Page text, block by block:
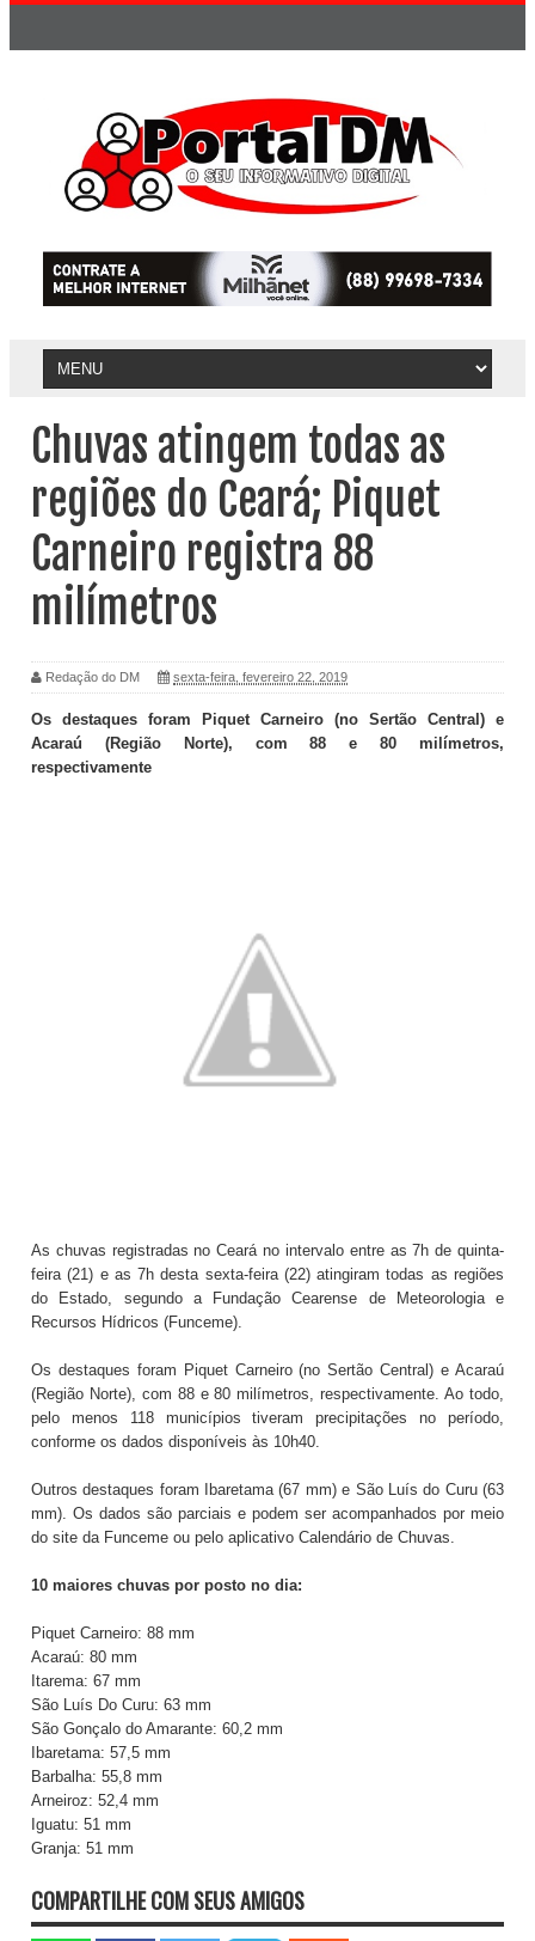
Chuvas atingem todas as
regiões do Ceará; Piquet
Carneiro registra 88
milímetros
Redação do DM sexta-feira, fevereiro 22, 2019
Os destaques foram Piquet Carneiro (no Sertão Central) e
Acaraú (Região Norte), com 88 e 80 milímetros,
respectivamente
As chuvas registradas no Ceará no intervalo entre as 7h de quinta-
feira (21) e as 7h desta sexta-feira (22) atingiram todas as regiões
do Estado, segundo a Fundação Cearense de Meteorologia e
Recursos Hídricos (Funceme).
Os destaques foram Piquet Carneiro (no Sertão Central) e Acaraú
(Região Norte), com 88 e 80 milímetros, respectivamente. Ao todo,
pelo menos 118 municípios tiveram precipitações no período,
conforme os dados disponíveis às 10h40.
Outros destaques foram Ibaretama (67 mm) e São Luís do Curu (63
mm). Os dados são parciais e podem ser acompanhados por meio
do site da Funceme ou pelo aplicativo Calendário de Chuvas.
10 maiores chuvas por posto no dia:
Piquet Carneiro: 88 mm
Acaraú: 80 mm
Itarema: 67 mm
São Luís Do Curu: 63 mm
São Gonçalo do Amarante: 60,2 mm
Ibaretama: 57,5 mm
Barbalha: 55,8 mm
Arneiroz: 52,4 mm
Iguatu: 51 mm
Granja: 51 mm
COMPARTILHE COM SEUS AMIGOS